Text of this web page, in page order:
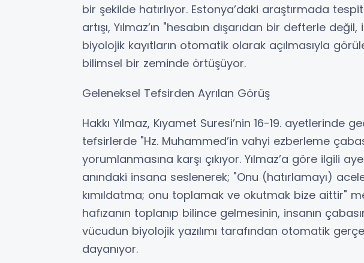
bir şekilde hatırlıyor. Estonya’daki araştırmada
artışı, Yılmaz’ın "hesabın dışarıdan bir defterle
biyolojik kayıtların otomatik olarak açılmasıyla
bilimsel bir zeminde örtüşüyor.
Geleneksel Tefsirden Ayrılan Görüş
Hakkı Yılmaz, Kıyamet Suresi’nin 16-19. ayetlerinde
tefsirlerde "Hz. Muhammed’in vahyi ezberleme
yorumlanmasına karşı çıkıyor. Yılmaz’a göre ilgili
anındaki insana seslenerek; "Onu (hatırlamayı)
kımıldatma; onu toplamak ve okutmak bize aittir"
hafızanın toplanıp bilince gelmesinin, insanın
vücudun biyolojik yazılımı tarafından otomatik
dayanıyor.